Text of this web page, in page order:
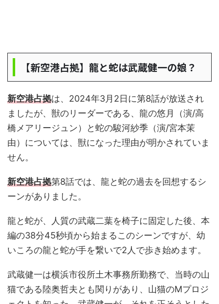
【新空港占拠】龍と蛇は武蔵健一の娘？
新空港占拠は、2024年3月2日に第8話が放送され
ましたが、獣のリーダーである、龍の悠月（演/高
橋メアリージュン）と蛇の駿河紗季（演/宮本茉
由）については、獣になった理由が明かされていま
せん。
新空港占拠第8話では、龍と蛇の過去を回想するシ
ーンがありました。
龍と蛇が、人質の武蔵二葉を椅子に固定した後、本
編の38分45秒頃から始まるこのシーンですが、幼
いころの龍と蛇が手を繋いで2人で歩き始めます。
武蔵健一は横浜市役所土木事務所勤務で、当時の山
猫である陸奥哲夫とも関りがあり、山猫のMプロジ